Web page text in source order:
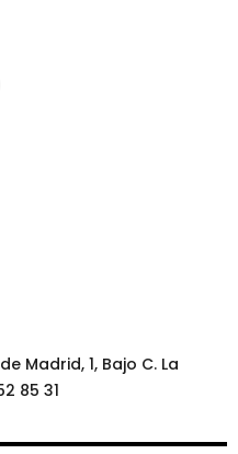
de Madrid, 1, Bajo C. La
85 31